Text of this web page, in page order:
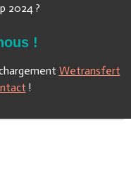
2024 ?
!
Wetransfert
!